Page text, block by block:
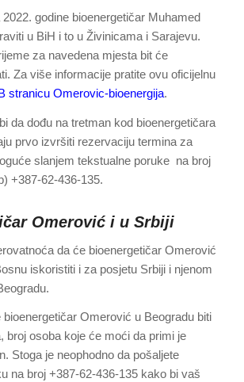
godine bioenergetičar Muhamed
u BiH i to u Živinicama i Sarajevu.
za navedena mjesta bit će
Za više informacije pratite ovu oficijelnu
stranicu Omerovic-bioenergija.
da dođu na tretman kod bioenergetičara
prvo izvršiti rezervaciju termina za
slanjem tekstualne poruke na broj
+387-62-436-135.
Omerović i u Srbiji
da će bioenergetičar Omerović
iskoristiti i za posjetu Srbiji i njenom
Omerović u Beogradu biti
broj osoba koje će moći da primi je
Stoga je neophodno da pošaljete
na broj +387-62-436-135 kako bi vaš